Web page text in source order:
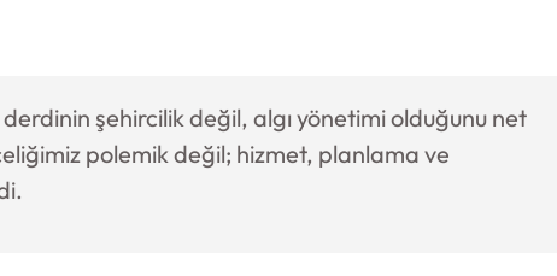
derdinin şehircilik değil, algı yönetimi olduğunu net
polemik değil; hizmet, planlama ve